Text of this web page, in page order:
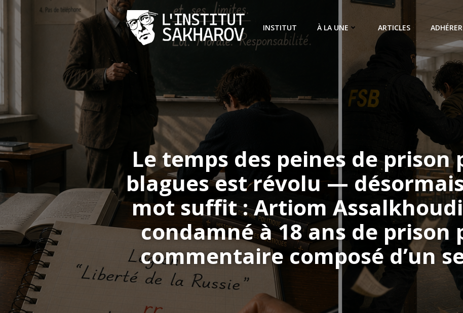
content
INSTITUT À LA UNE ARTICLES ADHÉRER
Le temps des peines de prison
blagues est révolu —
mot suffit : Artiom
condamné à 18 ans de prison
commentaire composé d’un